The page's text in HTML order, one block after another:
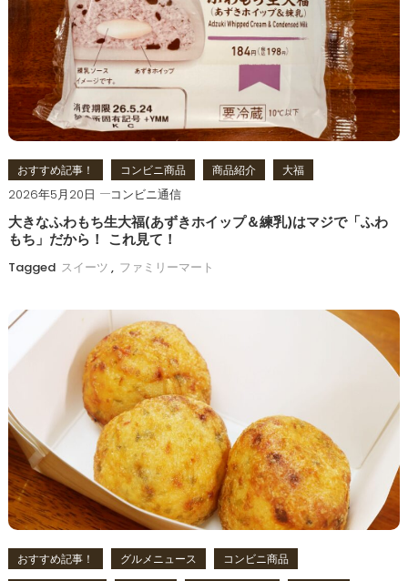
おすすめ記事！ コンビニ商品 商品紹介 大福
2026年5月20日 コンビニ通信
大きなふわもち生大福(あずきホイップ＆練乳)はマジで「ふわ
もち」だから！ これ見て！
Tagged スイーツ , ファミリーマート
おすすめ記事！ グルメニュース
コンビニ商品